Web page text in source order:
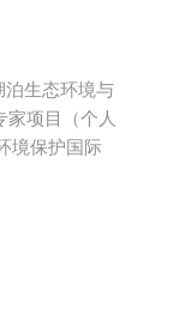
泊生态环境与
项目（个人
境保护国际